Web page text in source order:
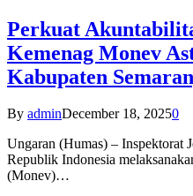
Perkuat
Kemenag Monev
Kabupaten
By adminDecember 18, 20250
Ungaran (Humas) – Inspektorat
Republik Indonesia
(Monev)…